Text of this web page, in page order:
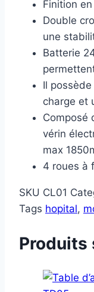
Finition
Double
une
Batterie
Il
charge et
Composé
vérin
max
4 roues à
SKU CL01
Tags hopital,
Produits